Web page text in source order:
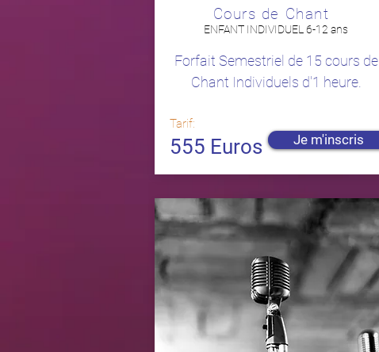
Cours de Chant
ENFANT INDIVIDUEL 6-12 ans
Forfait Semestriel de 15 cours de
Chant Individuels d'1 heure.
Tarif:
555 Euros Je m'inscris